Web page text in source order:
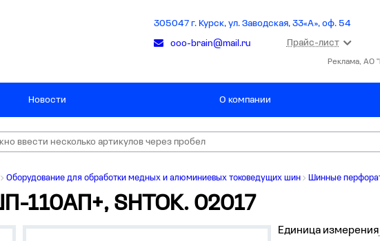
305047 г. Курск, ул. Заводская, 33«А», оф. 54
ooo-brain@mail.ru Прайс-лист
Реклама, АО
Новости О компании
Оборудование для обработки медных и алюминиевых токоведущих шин Шинные
110АП+, SHTOK. 02017
Единица измерения